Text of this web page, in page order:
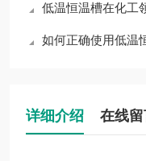
低温恒温槽在化工
如何正确使用低温
详细介绍 在线